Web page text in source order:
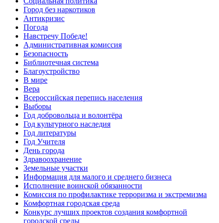
Город без наркотиков
Антикризис
Погода
Навстречу Победе!
Административная комиссия
Безопасность
Библиотечная система
Благоустройство
В мире
Вера
Всероссийская перепись населения
Выборы
Год добровольца и волонтёра
Год культурного наследия
Год литературы
Год Учителя
День города
Здравоохранение
Земельные участки
Информация для малого и среднего бизнеса
Исполнение воинской обязанности
Комиссия по профилактике терроризма и экстремизма
Комфортная городская среда
Конкурс лучших проектов создания комфортной
городской среды